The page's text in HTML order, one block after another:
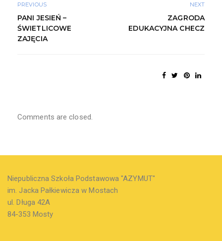
PREVIOUS
PANI JESIEŃ –
ŚWIETLICOWE
ZAJĘCIA
NEXT
ZAGRODA
EDUKACYJNA CHECZ
Comments are closed.
Niepubliczna Szkoła Podstawowa "AZYMUT"
im. Jacka Pałkiewicza w Mostach
ul. Długa 42A
84-353 Mosty